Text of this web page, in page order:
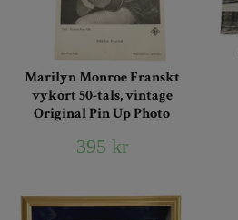
Marilyn Monroe Franskt
vykort 50-tals, vintage
Original Pin Up Photo
395 kr